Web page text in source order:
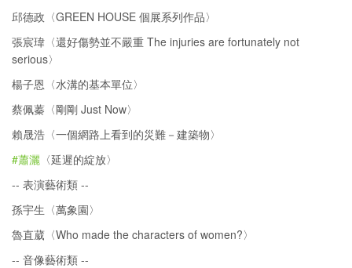
邱德政〈GREEN HOUSE 個展系列作品〉
張宸瑋〈還好傷勢並不嚴重 The injuries are fortunately not
serious〉
楊子恩〈水溝的基本單位〉
蔡佩蓁〈剛剛 Just Now〉
賴晟浩〈一個網路上看到的災難－建築物〉
#蕭灑 〈延遲的綻放〉
-- 表演藝術類 --
孫宇生〈萬象園〉
魯直葳〈Who made the characters of women?〉
-- 音像藝術類 --